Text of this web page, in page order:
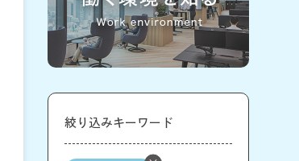
絞り込みキーワード